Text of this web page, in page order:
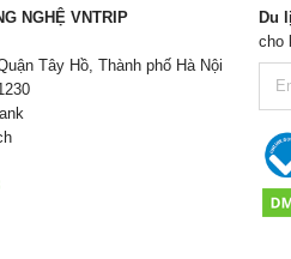
NGHỆ VNTRIP
Tây Hồ, Thành phố Hà Nội
Du
cho